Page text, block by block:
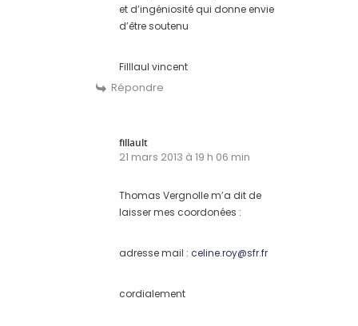
et d’ingéniosité qui donne envie
d’être soutenu
Filllaul vincent
Répondre
fillault
21 mars 2013 à 19 h 06 min
Thomas Vergnolle m’a dit de
laisser mes coordonées :
adresse mail : celine.roy@sfr.fr
cordialement